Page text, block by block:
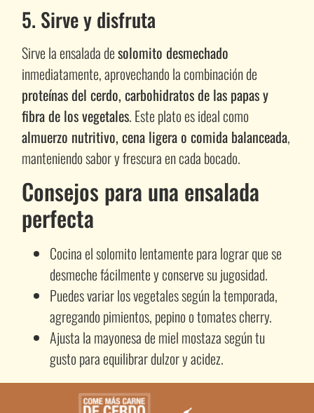
5. Sirve y disfruta
Sirve la ensalada desolomito desmechado
inmediatamente, aprovechando la combinación de
proteínas del cerdo, carbohidratos de las papas y
fibra de los vegetales. Este plato es ideal como
almuerzo nutritivo, cena ligera o comida balanceada,
manteniendo sabor y frescura en cada bocado.
Consejos para una ensalada
perfecta
Cocina el solomito lentamente para lograr que se
desmeche fácilmente y conserve su jugosidad.
Puedes variar los vegetales según la temporada,
agregando pimientos, pepino o tomates cherry.
Ajusta la mayonesa de miel mostaza según tu
gusto para equilibrar dulzor y acidez.